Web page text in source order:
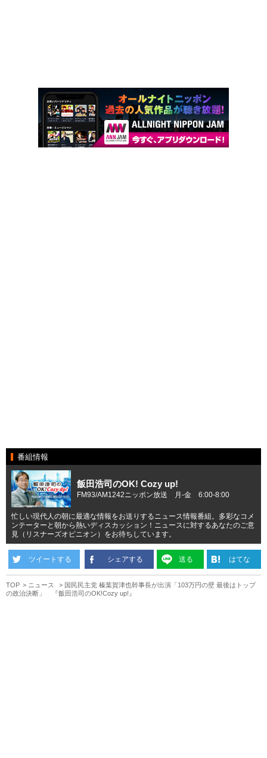
番組情報
飯田浩司のOK! Cozy up!
FM93/AM1242ニッポン放送 月-金 6:00-8:00
忙しい現代人の朝に最適な情報をお送りするニュース情報番組。多彩なコメ
ンテーターと朝から熱いディスカッション！ニュースに対するあなたのご意
見（リスナーズオピニオン）をお待ちしています。
ツイートする シェアする 送る はてな
TOP ニュース
国民民主党 榛葉賀津也幹事長が出演「103万円の壁 最後はトップ
の政治決断」 『飯田浩司のOK!Cozy up!』